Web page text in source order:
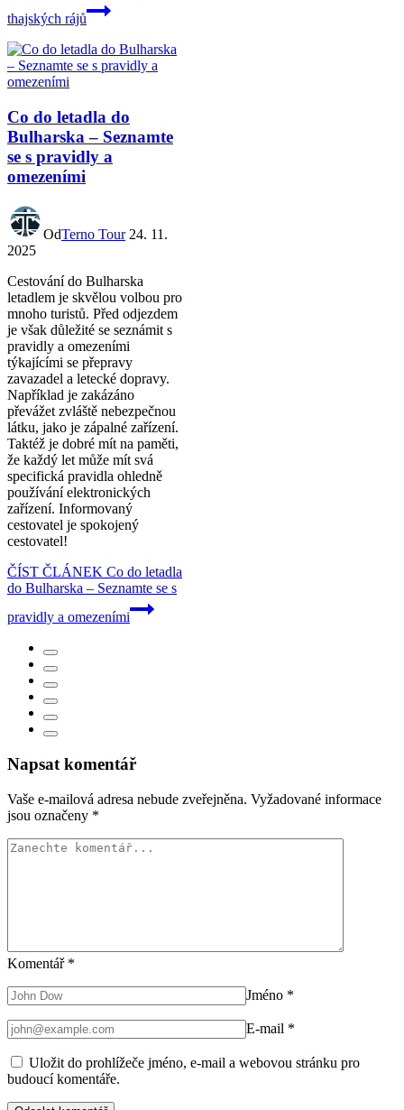
thajských rájů
Co do letadla do
Bulharska – Seznamte
se s pravidly a
omezeními
OdTerno Tour 24. 11.
2025
Cestování do Bulharska
letadlem je skvělou volbou pro
mnoho turistů. Před odjezdem
je však důležité se seznámit s
pravidly a omezeními
týkajícími se přepravy
zavazadel a letecké dopravy.
Například je zakázáno
převážet zvláště nebezpečnou
látku, jako je zápalné zařízení.
Taktéž je dobré mít na paměti,
že každý let může mít svá
specifická pravidla ohledně
používání elektronických
zařízení. Informovaný
cestovatel je spokojený
cestovatel!
ČÍST ČLÁNEK Co do letadla
do Bulharska – Seznamte se s
pravidly a omezeními
Napsat komentář
Vaše e-mailová adresa nebude zveřejněna. Vyžadované informace
jsou označeny *
Komentář *
Jméno *
E-mail *
Uložit do prohlížeče jméno, e-mail a webovou stránku pro
budoucí komentáře.